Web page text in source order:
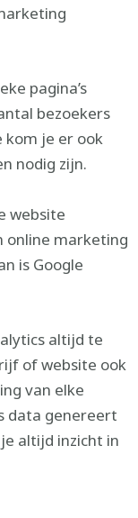
pagina’s
bezoekers
kom je er ook
nodig zijn.
website
online marketing
is Google
altijd te
of website ook
van elke
data genereert
altijd inzicht in